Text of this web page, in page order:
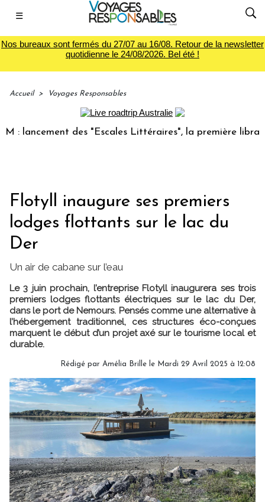
☰
Nos bureaux sont fermés du 27/07 au 16/08. Retour de la newsletter
quotidienne le 24/08/2026. Bel été !
Accueil > Voyages Responsables
des "Escales Littéraires", la première librairie
Flotyll inaugure ses premiers
lodges flottants sur le lac du
Der
Un air de cabane sur l’eau
Le 3 juin prochain, l’entreprise Flotyll inaugurera ses trois
premiers lodges flottants électriques sur le lac du Der,
dans le port de Nemours. Pensés comme une alternative à
l’hébergement traditionnel, ces structures éco-conçues
marquent le début d’un projet axé sur le tourisme local et
durable.
Rédigé par Amélia Brille le Mardi 29 Avril 2025 à 12:08